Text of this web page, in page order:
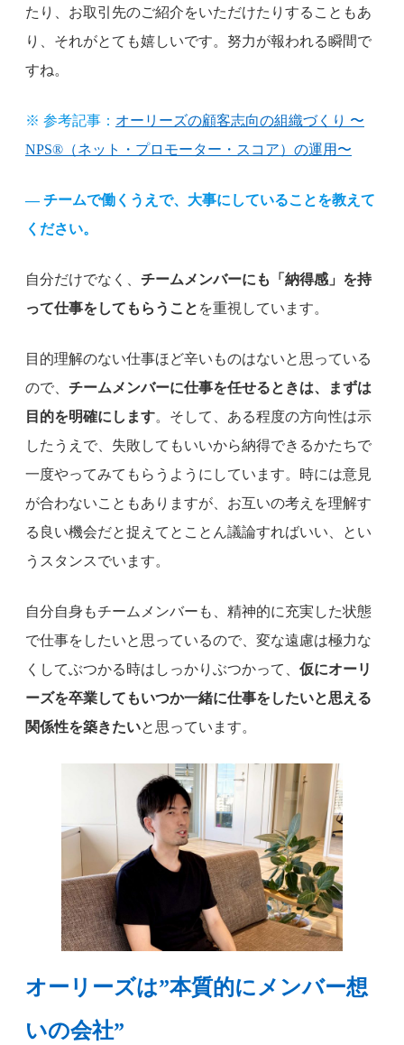
たり、お取引先のご紹介をいただけたりすることもあ
り、それがとても嬉しいです。努力が報われる瞬間で
すね。
※ 参考記事： オーリーズの顧客志向の組織づくり 〜
NPS®（ネット・プロモーター・スコア）の運用〜
— チームで働くうえで、大事にしていることを教えて
ください。
自分だけでなく、 チームメンバーにも「納得感」を持
って仕事をしてもらうこと を重視しています。
目的理解のない仕事ほど辛いものはないと思っている
ので、 チームメンバーに仕事を任せるときは、まずは
目的を明確にします。そして、ある程度の方向性は示
したうえで、失敗してもいいから納得できるかたちで
一度やってみてもらうようにしています。時には意見
が合わないこともありますが、お互いの考えを理解す
る良い機会だと捉えてとことん議論すればいい、とい
うスタンスでいます。
自分自身もチームメンバーも、精神的に充実した状態
で仕事をしたいと思っているので、変な遠慮は極力な
くしてぶつかる時はしっかりぶつかって、 仮にオーリ
ーズを卒業してもいつか一緒に仕事をしたいと思える
関係性を築きたいと思っています。
オーリーズは”本質的にメンバー想
いの会社”